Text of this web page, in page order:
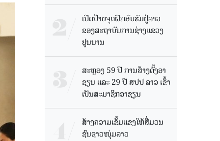
ເປີດປ້າຍຈຸດຝຶກອົບຮົມຢູ່ລາວ
ຂອງສະຖາບັນການຊ່າງແຂວງ
ຢູນນານ
ສະຫຼອງ 59 ປີ ການສ້າງຕັ້ງອາ
ຊຽນ ແລະ 29 ປີ ສປປ ລາວ ເຂົ້າ
ເປັນສະມາຊິກອາຊຽນ
ສ້າງຄວາມເຂັ້ມແຂງໃຫ້ສື່ມວນ
ຊົນຊາວໜຸ່ມລາວ